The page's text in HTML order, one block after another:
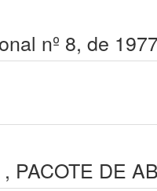
nº 8, de
PACOTE DE